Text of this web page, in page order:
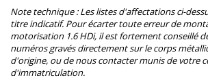
Note technique : Les listes d'affectations ci-
titre indicatif. Pour écarter toute erreur de
motorisation 1.6 HDi, il est fortement conseillé
numéros gravés directement sur le corps
d'origine, ou de nous contacter munis de votre
d'immatriculation.